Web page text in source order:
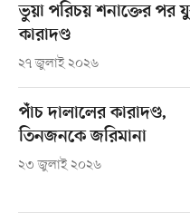
ভুয়া পরিচয় শনাক্তের পর
কারাদণ্ড
২৭ জুলাই ২০২৬
পাঁচ দালালের কারাদণ্ড,
তিনজনকে জরিমানা
২৩ জুলাই ২০২৬